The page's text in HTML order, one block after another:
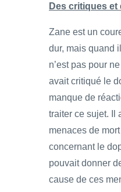
Des critiques
Zane est un
dur, mais quand
n’est pas pour
avait critiqué le
manque de
traiter ce sujet. Il
menaces de
concernant le
pouvait donner
cause de ces